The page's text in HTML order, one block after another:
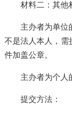
材料二：其他
主办者为单位
不是法人本人，需
件加盖公章。
主办者为个人
提交方法：